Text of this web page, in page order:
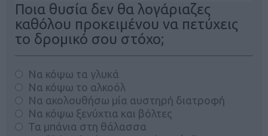
Ποια θυσία δεν θα λογάριαζες
καθόλου προκειμένου να πετύχεις
το δρομικό σου στόχο;
Να κόψω τα γλυκά
Να κόψω το αλκοόλ
Να ακολουθήσω μία αυστηρή διατροφή
Να κόψω ξενύχτια και βόλτες
Τα μπάνια στη θάλασσα